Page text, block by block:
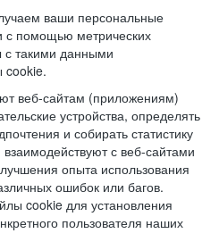
ваши персональные
с помощью метрических
такими данными
cookie.
веб-сайтам (приложениям)
устройства, определять
и собирать статистику
взаимодействуют с веб-сайтами
опыта использования
ошибок или багов.
cookie для установления
пользователя наших